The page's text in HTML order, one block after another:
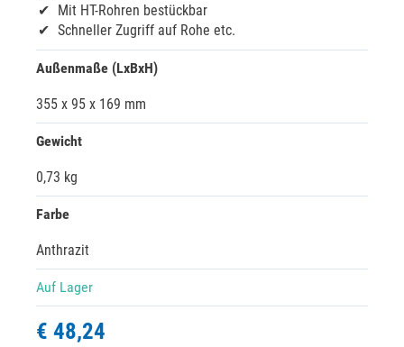
Mit HT-Rohren bestückbar
Schneller Zugriff auf Rohe etc.
Außenmaße (LxBxH)
355 x 95 x 169 mm
Gewicht
0,73 kg
Farbe
Anthrazit
Auf Lager
€ 48,24